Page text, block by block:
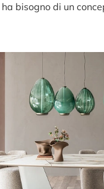
bisogno di un